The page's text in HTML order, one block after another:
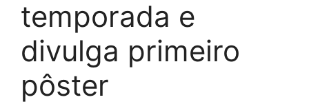
temporada e
divulga primeiro
pôster